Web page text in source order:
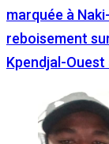
marquée à
reboisement
Kpendjal-Ouest